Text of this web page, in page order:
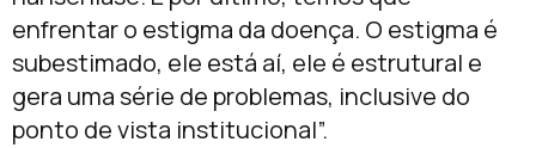
enfrentar o estigma da doença. O estigma é
subestimado, ele está aí, ele é estrutural e
gera uma série de problemas, inclusive do
ponto de vista institucional”.